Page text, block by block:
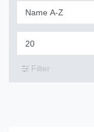
Filter